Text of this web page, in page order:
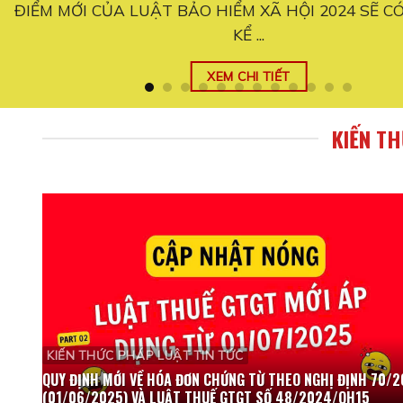
Quy định mới đối với hộ kinh doanh từ ngày 01/06/
thay đổi ...
XEM CHI TIẾT
KIẾN
KIẾN THỨC PHÁP LUẬT TIN TỨC
QUY ĐỊNH MỚI VỀ HÓA ĐƠN CHỨNG TỪ THEO NGHỊ ĐỊNH 70/
(01/06/2025) VÀ LUẬT THUẾ GTGT SỐ 48/2024/QH15